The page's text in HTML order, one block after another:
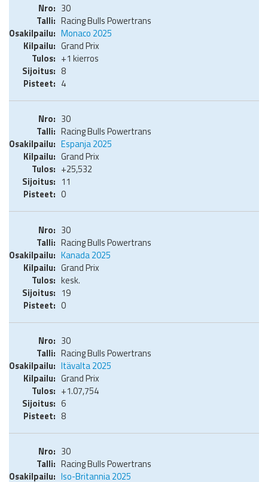
30
Racing Bulls Powertrans
Monaco 2025
Grand Prix
+1 kierros
8
4
30
Racing Bulls Powertrans
Espanja 2025
Grand Prix
+25,532
11
0
30
Racing Bulls Powertrans
Kanada 2025
Grand Prix
kesk.
19
0
30
Racing Bulls Powertrans
Itävalta 2025
Grand Prix
+1.07,754
6
8
30
Racing Bulls Powertrans
Iso-Britannia 2025